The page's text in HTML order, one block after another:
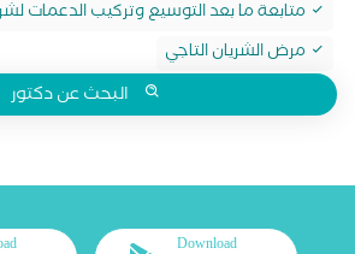
متابعة ما بعد التوسيع وتركيب الدعمات
مرض الشريان التاجي
البحث عن دكتور
Download